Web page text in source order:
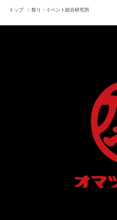
トップ 祭り・イベント総合研究所